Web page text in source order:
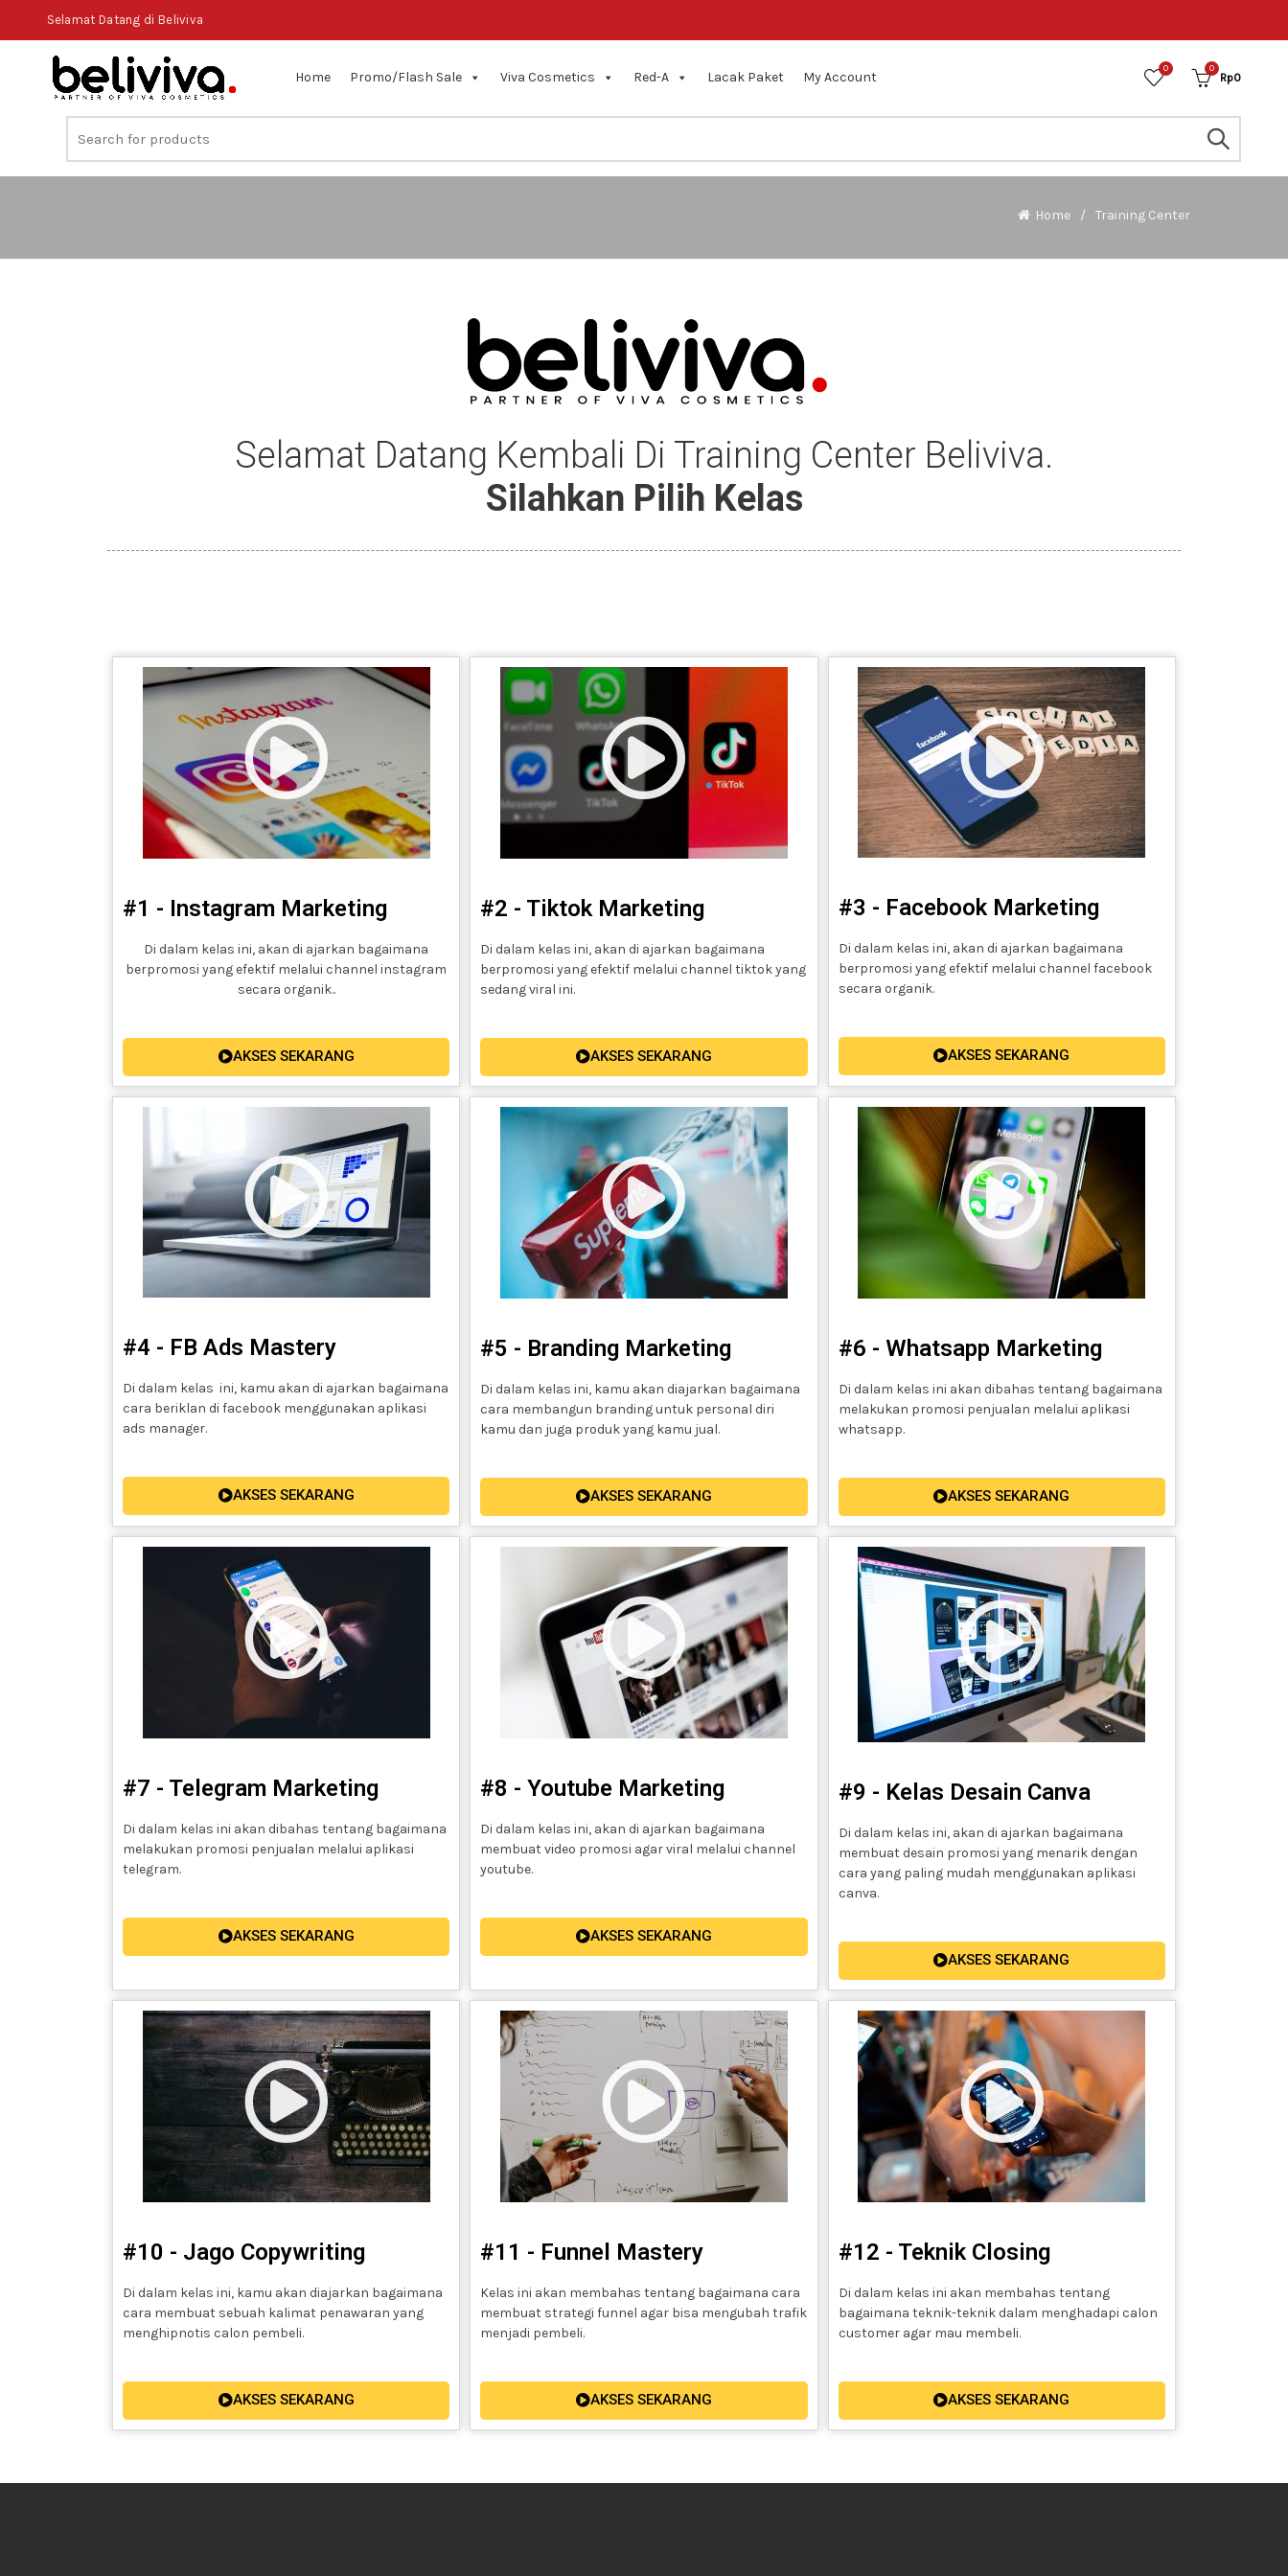
Selamat Datang di Beliviva
Home Promo/Flash Sale Viva Cosmetics Red-A Lacak Paket My Account
0 0
Rp0
Home Training Center
Selamat Datang Kembali Di Training Center Beliviva.
Silahkan Pilih Kelas
#1 - Instagram Marketing
Di dalam kelas ini, akan di ajarkan bagaimana
berpromosi yang efektif melalui channel instagram
secara organik..
AKSES SEKARANG
#2 - Tiktok Marketing
Di dalam kelas ini, akan di ajarkan bagaimana
berpromosi yang efektif melalui channel tiktok yang
sedang viral ini.
AKSES SEKARANG
#3 - Facebook Marketing
Di dalam kelas ini, akan di ajarkan bagaimana
berpromosi yang efektif melalui channel facebook
secara organik.
AKSES SEKARANG
#4 - FB Ads Mastery
Di dalam kelas ini, kamu akan di ajarkan bagaimana
cara beriklan di facebook menggunakan aplikasi
ads manager.
AKSES SEKARANG
#5 - Branding Marketing
Di dalam kelas ini, kamu akan diajarkan bagaimana
cara membangun branding untuk personal diri
kamu dan juga produk yang kamu jual.
AKSES SEKARANG
#6 - Whatsapp Marketing
Di dalam kelas ini akan dibahas tentang bagaimana
melakukan promosi penjualan melalui aplikasi
whatsapp.
AKSES SEKARANG
#7 - Telegram Marketing
Di dalam kelas ini akan dibahas tentang bagaimana
melakukan promosi penjualan melalui aplikasi
telegram.
AKSES SEKARANG
#8 - Youtube Marketing
Di dalam kelas ini, akan di ajarkan bagaimana
membuat video promosi agar viral melalui channel
youtube.
AKSES SEKARANG
#9 - Kelas Desain Canva
Di dalam kelas ini, akan di ajarkan bagaimana
membuat desain promosi yang menarik dengan
cara yang paling mudah menggunakan aplikasi
canva.
AKSES SEKARANG
#10 - Jago Copywriting
Di dalam kelas ini, kamu akan diajarkan bagaimana
cara membuat sebuah kalimat penawaran yang
menghipnotis calon pembeli.
AKSES SEKARANG
#11 - Funnel Mastery
Kelas ini akan membahas tentang bagaimana cara
membuat strategi funnel agar bisa mengubah trafik
menjadi pembeli.
AKSES SEKARANG
#12 - Teknik Closing
Di dalam kelas ini akan membahas tentang
bagaimana teknik-teknik dalam menghadapi calon
customer agar mau membeli.
AKSES SEKARANG